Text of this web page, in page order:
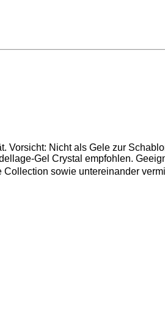
Vorsicht: Nicht als Gele zur
Gel Crystal empfohlen.
sowie untereinander